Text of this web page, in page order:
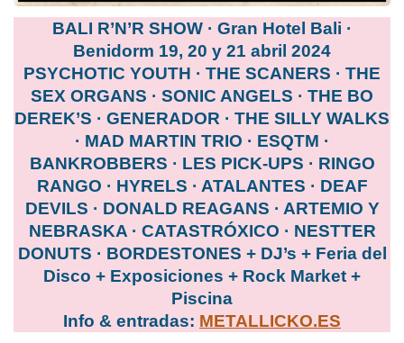
BALI R’N’R SHOW · Gran Hotel Bali ·
Benidorm 19, 20 y 21 abril 2024
PSYCHOTIC YOUTH · THE SCANERS · THE
SEX ORGANS · SONIC ANGELS · THE BO
DEREK’S · GENERADOR · THE SILLY WALKS
· MAD MARTIN TRIO · ESQTM ·
BANKROBBERS · LES PICK-UPS · RINGO
RANGO · HYRELS · ATALANTES · DEAF
DEVILS · DONALD REAGANS · ARTEMIO Y
NEBRASKA · CATASTRÓXICO · NESTTER
DONUTS · BORDESTONES + DJ’s + Feria del
Disco + Exposiciones + Rock Market +
Piscina
Info & entradas: METALLICKO.ES